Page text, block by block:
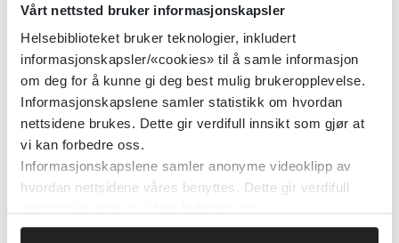
Vårt nettsted bruker informasjonskapsler
Helsebiblioteket bruker teknologier, inkludert
informasjonskapsler/«cookies» til å samle informasjon
om deg for å kunne gi deg best mulig brukeropplevelse.
Informasjonskapslene samler statistikk om hvordan
nettsidene brukes. Dette gir verdifull innsikt som gjør at
vi kan forbedre oss.
Informasjonskapslene samler anonyme videoklipp av
hvordan nettsidene våres benyttes. Dette gir verdifull
Quetiapin ved schizofreni
19.04.2004
Detaljer
Quetiapin versus typiske
antipsykotika ved schizofreni
31.05.2013